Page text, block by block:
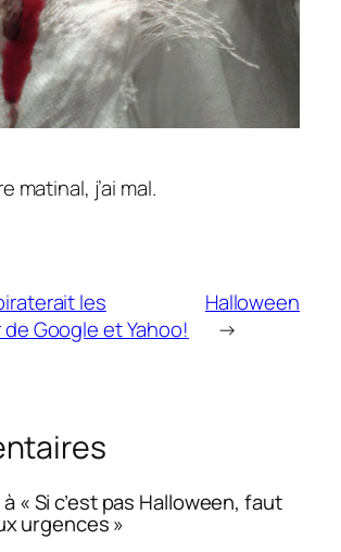
matinal, j’ai mal.
les
Google et Yahoo!
Halloween
→
« Si c’est pas Halloween, faut
urgences »